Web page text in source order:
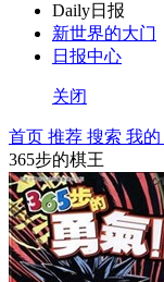
Daily日报
新世界的大门
日报中心
关闭
首页 推荐 搜索 我的
365步的棋王